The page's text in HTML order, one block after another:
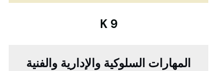
K 9
المهارات السلوكية والإدارية والفنية